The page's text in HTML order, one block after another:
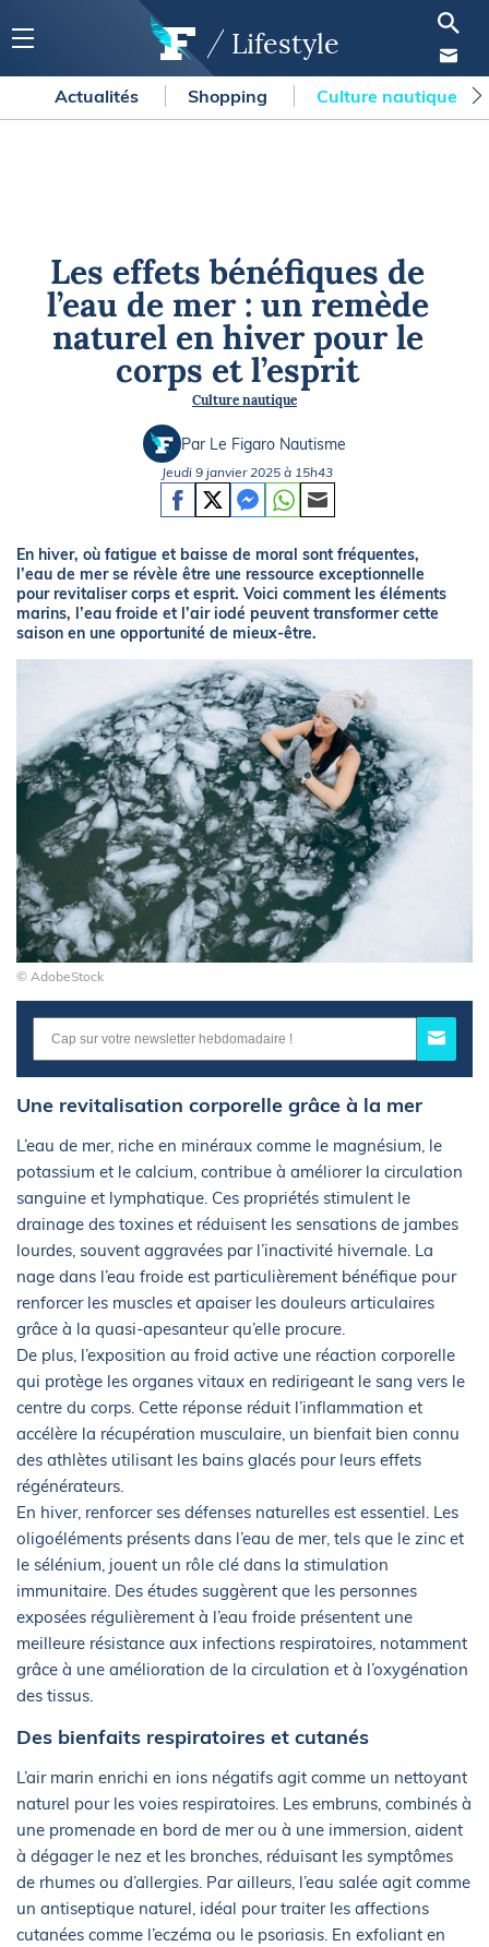
Lifestyle
Actualités Shopping Culture nautique
Les effets bénéfiques de
l’eau de mer : un remède
naturel en hiver pour le
corps et l’esprit
Culture nautique
Par Le Figaro Nautisme
Jeudi 9 janvier 2025 à 15h43
En hiver, où fatigue et baisse de moral sont fréquentes,
l’eau de mer se révèle être une ressource exceptionnelle
pour revitaliser corps et esprit. Voici comment les éléments
marins, l’eau froide et l’air iodé peuvent transformer cette
saison en une opportunité de mieux-être.
© AdobeStock
Une revitalisation corporelle grâce à la mer
L’eau de mer, riche en minéraux comme le magnésium, le
potassium et le calcium, contribue à améliorer la circulation
sanguine et lymphatique. Ces propriétés stimulent le
drainage des toxines et réduisent les sensations de jambes
lourdes, souvent aggravées par l’inactivité hivernale. La
nage dans l’eau froide est particulièrement bénéfique pour
renforcer les muscles et apaiser les douleurs articulaires
grâce à la quasi-apesanteur qu’elle procure.
De plus, l’exposition au froid active une réaction corporelle
qui protège les organes vitaux en redirigeant le sang vers le
centre du corps. Cette réponse réduit l’inflammation et
accélère la récupération musculaire, un bienfait bien connu
des athlètes utilisant les bains glacés pour leurs effets
régénérateurs.
En hiver, renforcer ses défenses naturelles est essentiel. Les
oligoéléments présents dans l’eau de mer, tels que le zinc et
le sélénium, jouent un rôle clé dans la stimulation
immunitaire. Des études suggèrent que les personnes
exposées régulièrement à l’eau froide présentent une
meilleure résistance aux infections respiratoires, notamment
grâce à une amélioration de la circulation et à l’oxygénation
des tissus.
Des bienfaits respiratoires et cutanés
L’air marin enrichi en ions négatifs agit comme un nettoyant
naturel pour les voies respiratoires. Les embruns, combinés à
une promenade en bord de mer ou à une immersion, aident
à dégager le nez et les bronches, réduisant les symptômes
de rhumes ou d’allergies. Par ailleurs, l’eau salée agit comme
un antiseptique naturel, idéal pour traiter les affections
cutanées comme l’eczéma ou le psoriasis. En exfoliant en